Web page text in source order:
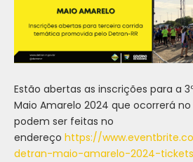
Estão abertas as inscrições para a
Maio Amarelo 2024 que ocorrerá no
podem ser feitas no
endereço https://
detran-maio-amarelo-2024-